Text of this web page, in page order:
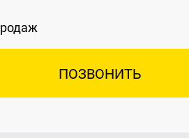
ПОЗВОНИТЬ